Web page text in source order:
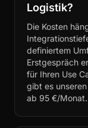
Logistik?
Die Kosten
definiertem
Erstgespräch
für Ihren Use
gibt es
ab 95 €/Monat.